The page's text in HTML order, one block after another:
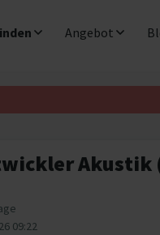
Angebot
09:22